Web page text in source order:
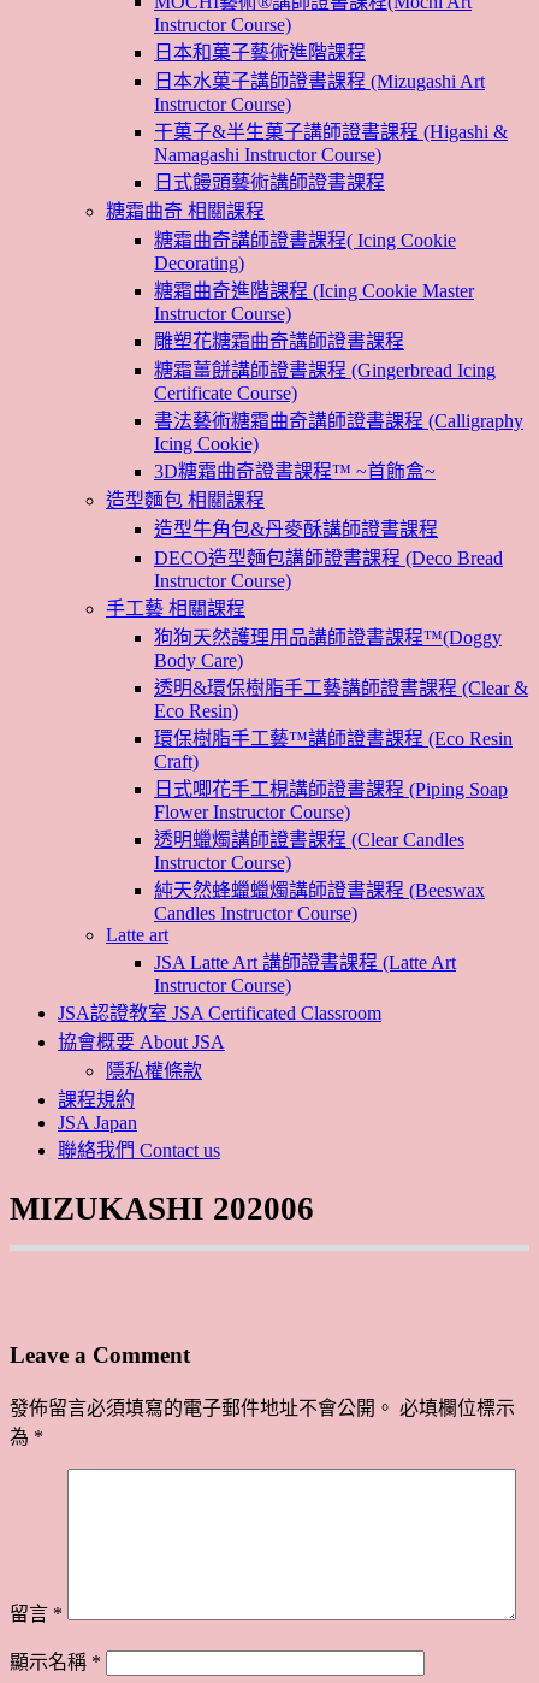
Instructor Course)
日本和菓子藝術進階課程
日本水菓子講師證書課程 (Mizugashi Art
Instructor Course)
干菓子&半生菓子講師證書課程 (Higashi &
Namagashi Instructor Course)
日式饅頭藝術講師證書課程
糖霜曲奇 相關課程
糖霜曲奇講師證書課程( Icing Cookie
Decorating)
糖霜曲奇進階課程 (Icing Cookie Master
Instructor Course)
雕塑花糖霜曲奇講師證書課程
糖霜薑餅講師證書課程 (Gingerbread Icing
Certificate Course)
書法藝術糖霜曲奇講師證書課程 (Calligraphy
Icing Cookie)
3D糖霜曲奇證書課程™ ~首飾盒~
造型麵包 相關課程
造型牛角包&丹麥酥講師證書課程
DECO造型麵包講師證書課程 (Deco Bread
Instructor Course)
手工藝 相關課程
狗狗天然護理用品講師證書課程™(Doggy
Body Care)
透明&環保樹脂手工藝講師證書課程 (Clear &
Eco Resin)
環保樹脂手工藝™講師證書課程 (Eco Resin
Craft)
日式唧花手工梘講師證書課程 (Piping Soap
Flower Instructor Course)
透明蠟燭講師證書課程 (Clear Candles
Instructor Course)
純天然蜂蠟蠟燭講師證書課程 (Beeswax
Candles Instructor Course)
Latte art
JSA Latte Art 講師證書課程 (Latte Art
Instructor Course)
JSA認證教室 JSA Certificated Classroom
協會概要 About JSA
隱私權條款
課程規約
JSA Japan
聯絡我們 Contact us
MIZUKASHI 202006
Leave a Comment
發佈留言必須填寫的電子郵件地址不會公開。 必填欄位標示
為 *
留言 *
顯示名稱 *